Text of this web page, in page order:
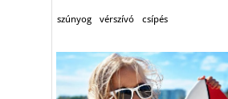
szúnyog vérszívó csípés